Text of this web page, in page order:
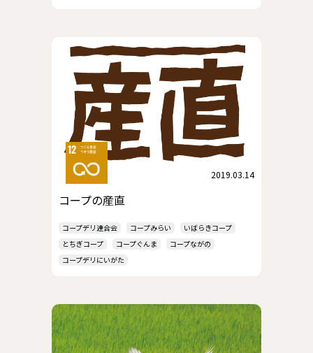
2019.03.14
コープの産直
コープデリ連合会 コープみらい
いばらきコープ
とちぎコープ
コープぐんま
コープながの
コープデリにいがた